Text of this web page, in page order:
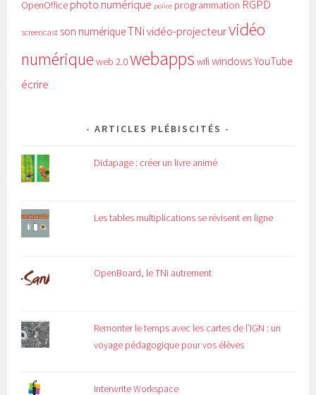
OpenOffice photo numérique police programmation RGPD
screencast son numériqueTNi vidéo-projecteurvidéo
numérique web 2.0webapps wifi windowsYouTube
écrire
ARTICLES PLÉBISCITÉS
Didapage : créer un livre animé
Les tables multiplications se révisent en ligne
OpenBoard, le TNi autrement
Remonter le temps avec les cartes de l’IGN : un
voyage pédagogique pour vos élèves
Interwrite Workspace